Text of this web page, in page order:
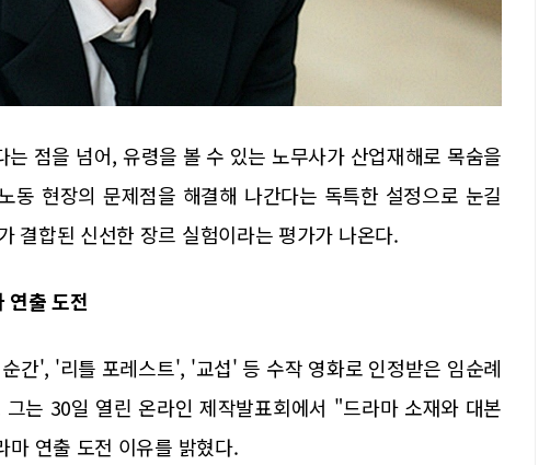
점을 넘어, 유령을 볼 수 있는 노무사가 산업재해로 목숨을
동 현장의 문제점을 해결해 나간다는 독특한 설정으로 눈길
결합된 신선한 장르 실험이라는 평가가 나온다.
연출 도전
간', '리틀 포레스트', '교섭' 등 수작 영화로 인정받은 임순례
는 30일 열린 온라인 제작발표회에서 "드라마 소재와 대본
연출 도전 이유를 밝혔다.